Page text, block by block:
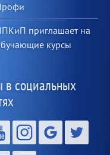
приглашает на
курсы
социальных